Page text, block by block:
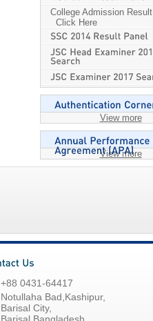
College Admission Result
Click Here
View more
View more
+88 0431-64417
Notullaha Bad,Kashipur,
Barisal City,